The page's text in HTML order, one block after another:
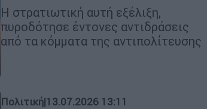
Η στρατιωτική αυτή εξέλιξη,
πυροδότησε έντονες αντιδράσεις
από τα κόμματα της αντιπολίτευσης
Πολιτική|13.07.2026 13:11